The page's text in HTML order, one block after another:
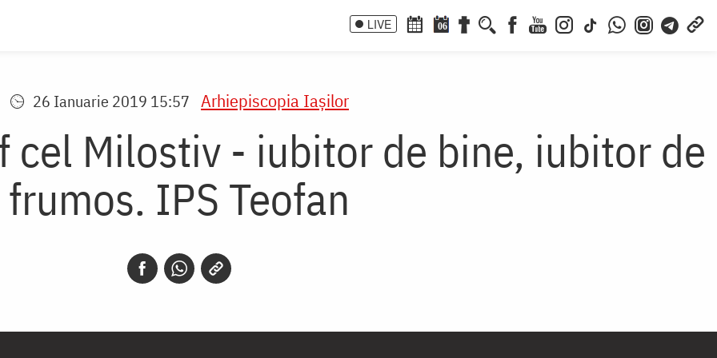
LIVE 06
26 Ianuarie 2019 15:57 Arhiepiscopia Iaşilor
cel Milostiv - iubitor de bine, iubitor de
frumos. IPS Teofan